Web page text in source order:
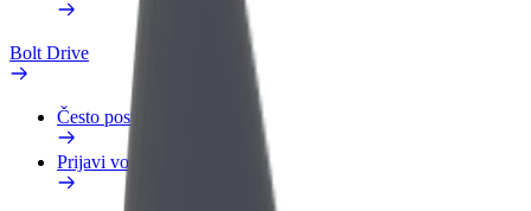
Bolt Drive
Često postavljana pitanja
Prijavi vozilo